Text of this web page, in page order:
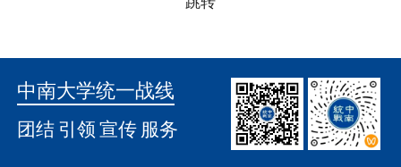
中南大学统一战线
团结 引领 宣传 服务